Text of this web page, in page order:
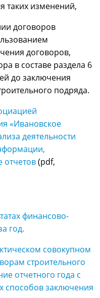
таких изменений,
договоров
договоров,
в составе раздела 6
до заключения
подряда.
«Ивановское
деятельности
отчетов(pdf,
финансово-
год.
совокупном
строительного
отчетного года с
способов заключения